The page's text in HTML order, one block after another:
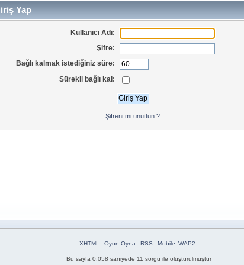
Yap
Kullanıcı Adı:
Şifre:
Bağlı kalmak istediğiniz süre:
Sürekli bağlı kal:
Şifreni mi unuttun ?
XHTML Oyun Oyna RSS Mobile WAP2
Bu sayfa 0.058 saniyede 11 sorgu ile oluşturulmuştur